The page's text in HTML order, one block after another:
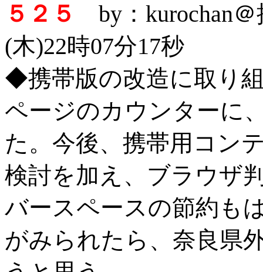
５２５
by：kurochan
(木)22時07分17秒
◆携帯版の改造に取り
ページのカウンターに
た。今後、携帯用コン
検討を加え、ブラウザ
バースペースの節約も
がみられたら、奈良県